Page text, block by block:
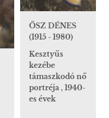
ŐSZ DÉNES
(1915 - 1980)
Kesztyűs
kezébe
támaszkodó nő
portréja , 1940-
es évek